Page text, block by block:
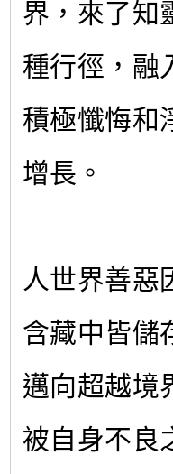
界，來了知
種行徑，融
積極懺悔和
增長。
人世界善惡
含藏中皆儲
邁向超越境
被自身不良